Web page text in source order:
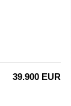
39.900 EUR